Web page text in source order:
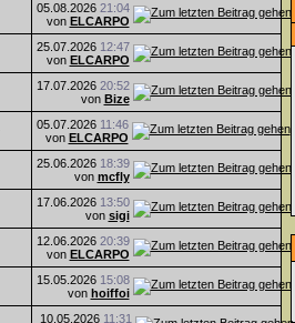
05.08.2026 21:04
von ELCARPO
25.07.2026 12:47
von ELCARPO
17.07.2026 20:52
von Bize
05.07.2026 11:46
von ELCARPO
25.06.2026 18:39
von mcfly
17.06.2026 13:50
von sigi
12.06.2026 20:39
von ELCARPO
15.05.2026 15:08
von hoiffoi
10.05.2026 11:31